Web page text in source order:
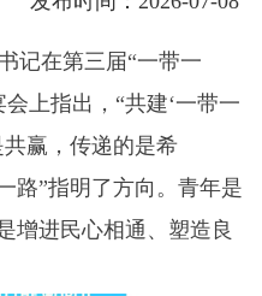
记在第三届“一带一
上指出，“共建‘一带一
赢，传递的是希
路”指明了方向。青年是
增进民心相通、塑造良